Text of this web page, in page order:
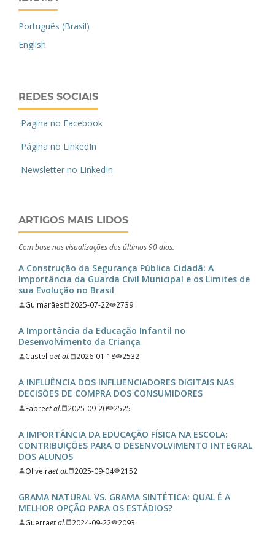
Português (Brasil)
English
REDES SOCIAIS
Pagina no Facebook
Página no LinkedIn
Newsletter no LinkedIn
ARTIGOS MAIS LIDOS
Com base nas visualizações dos últimos 90 dias.
A Construção da Segurança Pública Cidadã: A
Importância da Guarda Civil Municipal e os Limites de
sua Evolução no Brasil
Guimarães 2025-07-22 2739
A Importância da Educação Infantil no
Desenvolvimento da Criança
Castelloet al. 2026-01-18 2532
A INFLUÊNCIA DOS INFLUENCIADORES DIGITAIS NAS
DECISÕES DE COMPRA DOS CONSUMIDORES
Fabreet al. 2025-09-20 2525
A IMPORTÂNCIA DA EDUCAÇÃO FÍSICA NA ESCOLA:
CONTRIBUIÇÕES PARA O DESENVOLVIMENTO INTEGRAL
DOS ALUNOS
Oliveiraet al. 2025-09-04 2152
GRAMA NATURAL VS. GRAMA SINTÉTICA: QUAL É A
MELHOR OPÇÃO PARA OS ESTÁDIOS?
Guerraet al. 2024-09-22 2093